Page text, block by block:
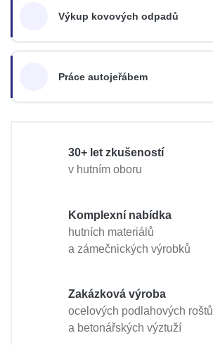
Výkup kovových odpadů
Práce autojeřábem
30+ let zkušeností
v hutním oboru
Komplexní nabídka
hutních materiálů
a zámečnických výrobků
Zakázková výroba
ocelových podlahových roštů
a betonářských výztuží